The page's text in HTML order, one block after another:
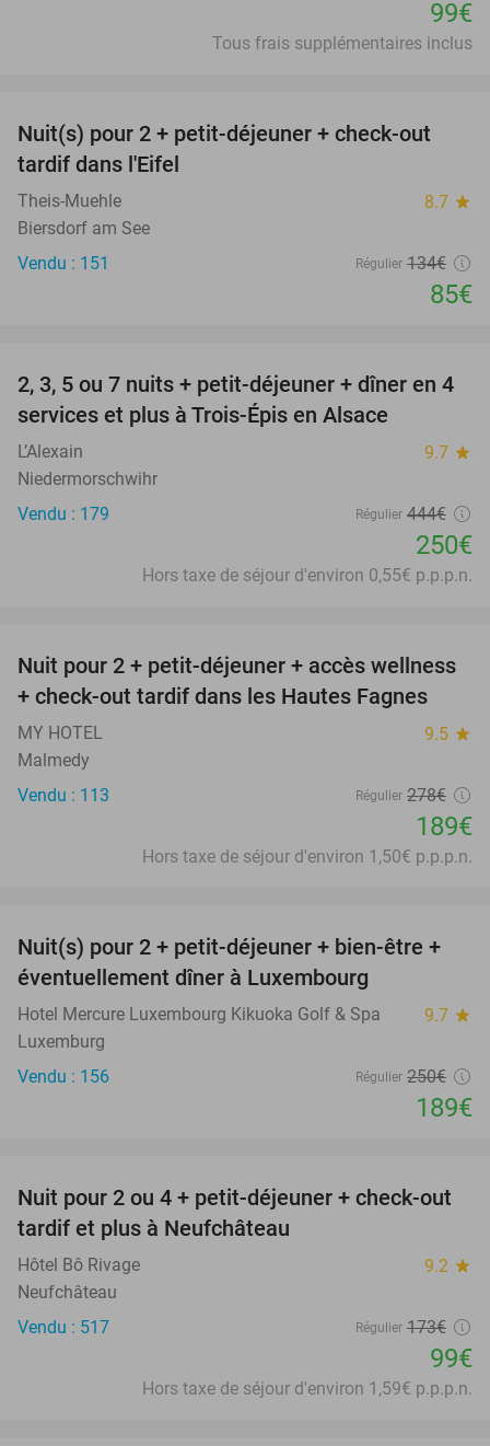
99€
Tous frais supplémentaires inclus
37%
Nuit(s) pour 2 + petit-déjeuner + check-out
tardif dans l'Eifel
Theis-Muehle 8.7 star
Biersdorf am See
Vendu : 151
Régulier 134€
85€
44%
2, 3, 5 ou 7 nuits + petit-déjeuner + dîner en 4
services et plus à Trois-Épis en Alsace
L’Alexain 9.7 star
Niedermorschwihr
Vendu : 179
Régulier 444€
250€
Hors taxe de séjour d'environ 0,55€ p.p.p.n.
32%
Nuit pour 2 + petit-déjeuner + accès wellness
+ check-out tardif dans les Hautes Fagnes
MY HOTEL 9.5 star
Malmedy
Vendu : 113
Régulier 278€
189€
Hors taxe de séjour d'environ 1,50€ p.p.p.n.
24%
Nuit(s) pour 2 + petit-déjeuner + bien-être +
éventuellement dîner à Luxembourg
Hotel Mercure Luxembourg Kikuoka Golf & Spa 9.7 star
Luxemburg
Vendu : 156
Régulier 250€
189€
43%
Nuit pour 2 ou 4 + petit-déjeuner + check-out
tardif et plus à Neufchâteau
Hôtel Bô Rivage 9.2 star
Neufchâteau
Vendu : 517
Régulier 173€
99€
Hors taxe de séjour d'environ 1,59€ p.p.p.n.